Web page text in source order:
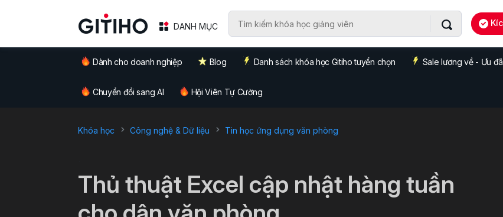
DANH MỤC
Dành cho doanh nghiệp Blog Danh sách khóa học Gitiho tuyển chọn Sale lương về - Ưu
Chuyển đổi sang AI Hội Viên Tự Cường
Khóa học Công nghệ & Dữ liệu Tin học ứng dụng văn phòng
Thủ thuật Excel cập nhật hàng tuần